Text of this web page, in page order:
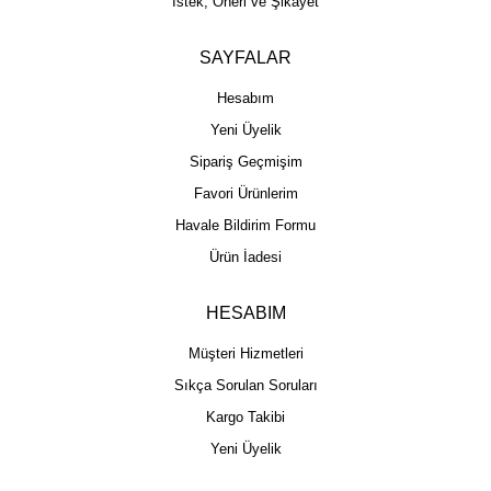
SAYFALAR
Hesabım
Yeni Üyelik
Sipariş Geçmişim
Favori Ürünlerim
Havale Bildirim Formu
Ürün İadesi
HESABIM
Müşteri Hizmetleri
Sıkça Sorulan Soruları
Kargo Takibi
Yeni Üyelik